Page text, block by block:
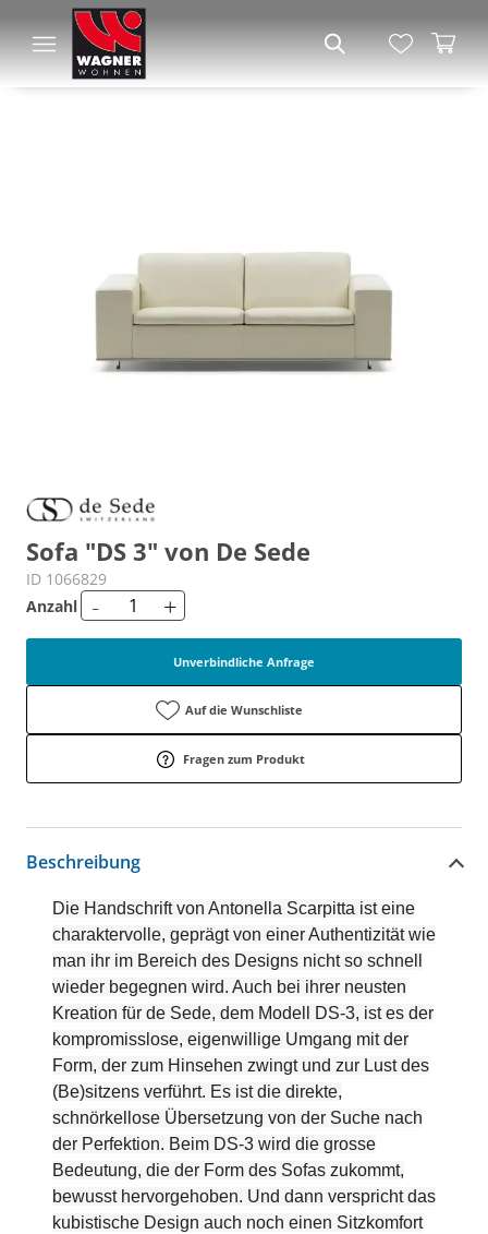
Sofa "DS 3" von De Sede
ID 1066829
Anzahl
- +
Unverbindliche Anfrage
Auf die Wunschliste
Fragen zum Produkt
Beschreibung
Die Handschrift von Antonella Scarpitta ist eine
charaktervolle, geprägt von einer Authentizität wie
man ihr im Bereich des Designs nicht so schnell
wieder begegnen wird. Auch bei ihrer neusten
Kreation für de Sede, dem Modell DS-3, ist es der
kompromisslose, eigenwillige Umgang mit der
Form, der zum Hinsehen zwingt und zur Lust des
(Be)sitzens verführt. Es ist die direkte,
schnörkellose Übersetzung von der Suche nach
der Perfektion. Beim DS-3 wird die grosse
Bedeutung, die der Form des Sofas zukommt,
bewusst hervorgehoben. Und dann verspricht das
kubistische Design auch noch einen Sitzkomfort